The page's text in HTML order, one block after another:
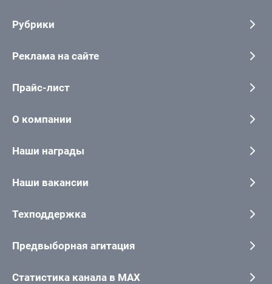
Рубрики
Реклама на сайте
Прайс-лист
О компании
Наши награды
Наши вакансии
Техподдержка
Предвыборная агитация
Статистика канала в MAX